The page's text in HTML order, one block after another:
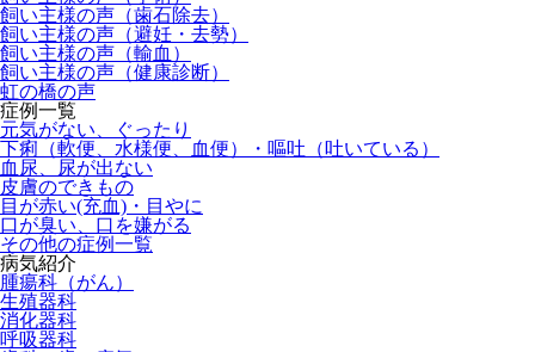
飼い主様の声（歯石除去）
飼い主様の声（避妊・去勢）
飼い主様の声（輸血）
飼い主様の声（健康診断）
虹の橋の声
症例一覧
元気がない、ぐったり
下痢（軟便、水様便、血便）・嘔吐（吐いている）
血尿、尿が出ない
皮膚のできもの
目が赤い(充血)・目やに
口が臭い、口を嫌がる
その他の症例一覧
病気紹介
腫瘍科（がん）
生殖器科
消化器科
呼吸器科